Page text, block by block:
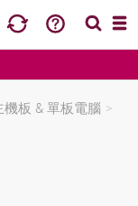
機板 & 單板電腦 >